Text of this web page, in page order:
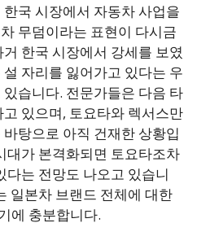
국 시장에서 자동차 사업을
무덤이라는 표현이 다시금
한국 시장에서 강세를 보였
자리를 잃어가고 있다는 우
습니다. 전문가들은 다음 타
있으며, 토요타와 렉서스만
탕으로 아직 건재한 상황입
대가 본격화되면 토요타조차
다는 전망도 나오고 있습니
일본차 브랜드 전체에 대한
에 충분합니다.